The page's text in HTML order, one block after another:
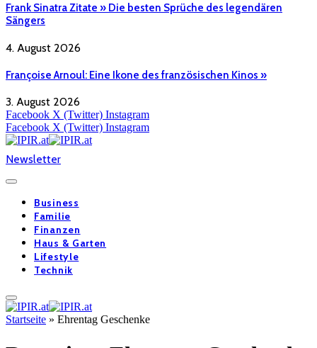
Frank Sinatra Zitate » Die besten Sprüche des legendären
Sängers
4. August 2026
Françoise Arnoul: Eine Ikone des französischen Kinos »
3. August 2026
Facebook X (Twitter) Instagram
Facebook X (Twitter) Instagram
Newsletter
Business
Familie
Finanzen
Haus & Garten
Lifestyle
Technik
Startseite » Ehrentag Geschenke